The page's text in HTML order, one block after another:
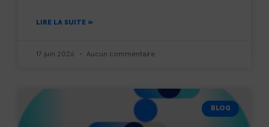
LIRE LA SUITE »
17 juin 2026 Aucun commentaire
BLOG